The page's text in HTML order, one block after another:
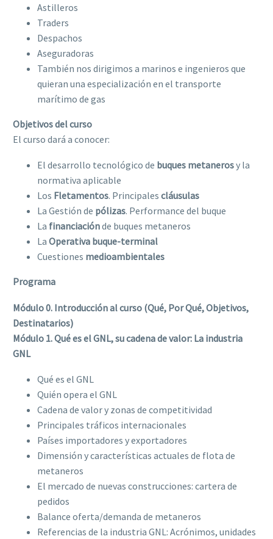
Astilleros
Traders
Despachos
Aseguradoras
También nos dirigimos a marinos e ingenieros que
quieran una especialización en el transporte
marítimo de gas
Objetivos del curso
El curso dará a conocer:
El desarrollo tecnológico de buques metanerosy la
normativa aplicable
Los Fletamentos. Principales cláusulas
La Gestión de pólizas. Performance del buque
La financiaciónde buques metaneros
La Operativa buque-terminal
Cuestiones medioambientales
Programa
Módulo 0. Introducción al curso (Qué, Por Qué, Objetivos,
Destinatarios)
Módulo 1. Qué es el GNL, su cadena de valor: La industria
GNL
Qué es el GNL
Quién opera el GNL
Cadena de valor y zonas de competitividad
Principales tráficos internacionales
Países importadores y exportadores
Dimensión y características actuales de flota de
metaneros
El mercado de nuevas construcciones: cartera de
pedidos
Balance oferta/demanda de metaneros
Referencias de la industria GNL: Acrónimos, unidades